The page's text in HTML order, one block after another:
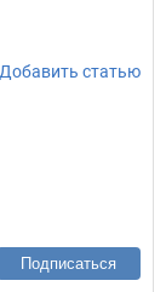
Добавить статью
Подписаться